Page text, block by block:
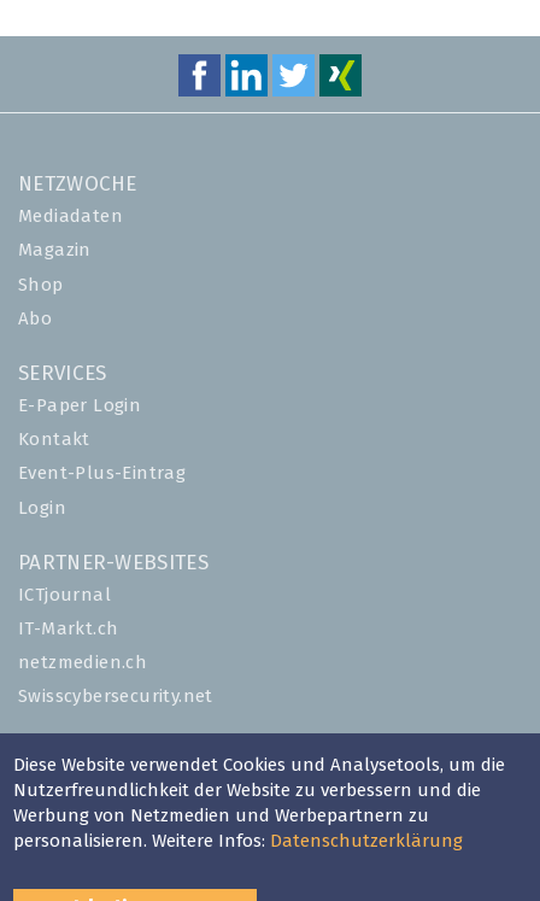
NETZWOCHE
Mediadaten
Magazin
Shop
Abo
SERVICES
E-Paper Login
Kontakt
Event-Plus-Eintrag
Login
PARTNER-WEBSITES
ICTjournal
IT-Markt.ch
netzmedien.ch
Swisscybersecurity.net
Impressum
AGB
Nutzungsbestimmungen
Datenschutzerklärung
Diese Website verwendet Cookies und Analysetools, um die
Nutzerfreundlichkeit der Website zu verbessern und die
Werbung von Netzmedien und Werbepartnern zu
personalisieren. Weitere Infos: Datenschutzerklärung